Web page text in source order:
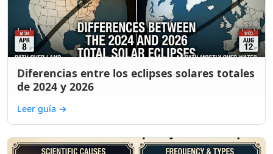
Diferencias entre los eclipses solares totales
de 2024 y 2026
Leer guía →